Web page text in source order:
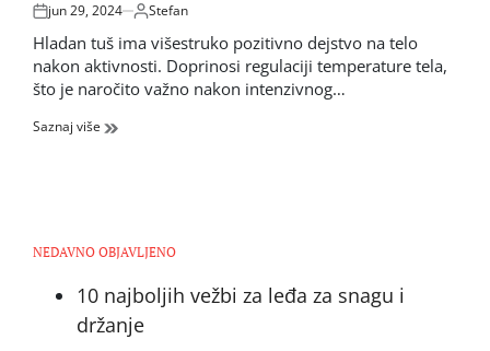
Posted
on
jun 29, 2024 byStefan
Hladan tuš ima višestruko pozitivno dejstvo na telo
nakon aktivnosti. Doprinosi regulaciji temperature tela,
što je naročito važno nakon intenzivnog…
Saznaj više
NEDAVNO OBJAVLJENO
10 najboljih vežbi za leđa za snagu i
držanje